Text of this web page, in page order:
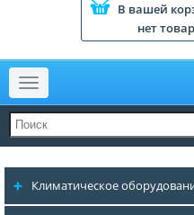
В вашей
нет
Меню
Климатическое